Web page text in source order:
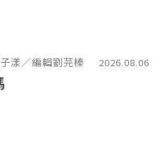
漾／編輯劉芫榛 2026.08.06